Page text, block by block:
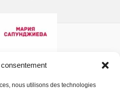
nous utilisons des technologies